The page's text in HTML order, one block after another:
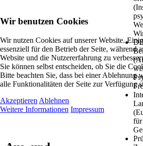
für
Wir benutzen Cookies
Wir nutzen Cookies auf unserer Website.
essenziell für den Betrieb der Seite, während
Website und die Nutzererfahrung zu
Sie können selbst entscheiden, ob Sie die
Bitte beachten Sie, dass bei einer Ablehnung
alle Funktionalitäten der Seite zur Verfügung
Akzeptieren Ablehnen
Weitere Informationen Impressum